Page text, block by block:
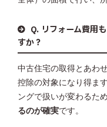
Q. リフォーム費用
すか？
中古住宅の取得とあわ
控除の対象になり得ま
ングで扱いが変わるため
るのが確実です。